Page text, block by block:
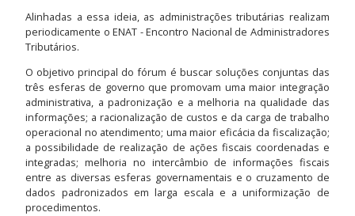
Alinhadas a essa ideia, as administrações tributárias realizam
periodicamente o ENAT - Encontro Nacional de Administradores
Tributários.
O objetivo principal do fórum é buscar soluções conjuntas das
três esferas de governo que promovam uma maior integração
administrativa, a padronização e a melhoria na qualidade das
informações; a racionalização de custos e da carga de trabalho
operacional no atendimento; uma maior eficácia da fiscalização;
a possibilidade de realização de ações fiscais coordenadas e
integradas; melhoria no intercâmbio de informações fiscais
entre as diversas esferas governamentais e o cruzamento de
dados padronizados em larga escala e a uniformização de
procedimentos.